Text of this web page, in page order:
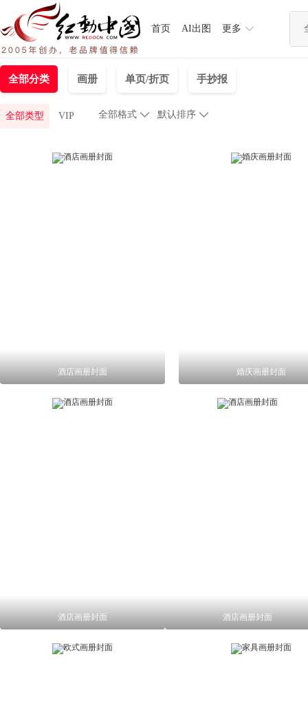
首页 AI出图 更多
全部分类 画册 单页/折页 手抄报
全部类型 VIP 
全部格式 默认排序 
酒店画册封面 婚庆画册封面
酒店画册封面 酒店画册封面